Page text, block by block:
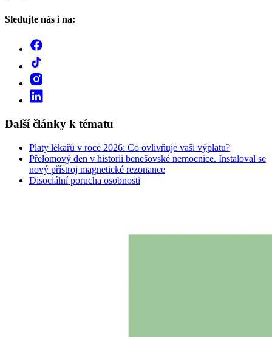
Sledujte nás i na:
Další články k tématu
Platy lékařů v roce 2026: Co ovlivňuje vaši výplatu?
Přelomový den v historii benešovské nemocnice. Instaloval se
nový přístroj magnetické rezonance
Disociální porucha osobnosti